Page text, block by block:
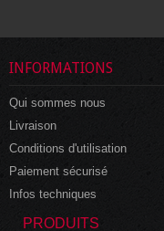
INFORMATIONS
Qui sommes nous
Livraison
Conditions d'utilisation
Paiement sécurisé
Infos techniques
PRODUITS